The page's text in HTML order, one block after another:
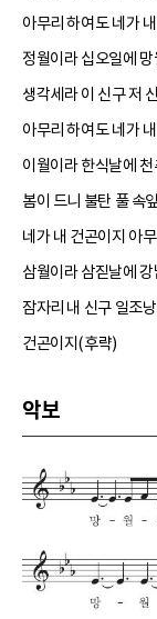
아무리 하여도 네가
정월이라 십오일에
생각세라 이 신구 저
아무리 하여도 네가
이월이라 한식날에
봄이 드니 불탄 풀 속
네가 내 건곤이지 아
삼월이라 삼짇날에
잠자리 내 신구 일조
건곤이지(후략)
악보